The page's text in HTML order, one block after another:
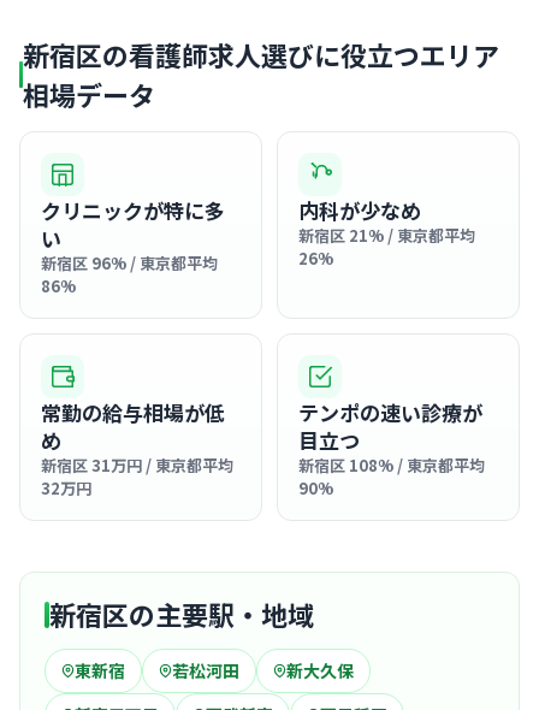
新宿区の看護師求人選びに役立つエリア
相場データ
クリニックが特に多
い
新宿区 96% / 東京都平均
86%
内科が少なめ
新宿区 21% / 東京都平均
26%
常勤の給与相場が低
め
新宿区 31万円 / 東京都平均
32万円
テンポの速い診療が
目立つ
新宿区 108% / 東京都平均
90%
新宿区の主要駅・地域
東新宿 若松河田
新大久保